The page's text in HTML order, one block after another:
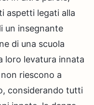
aspetti legati alla
un insegnante
di una scuola
loro levatura innata
riescono a
considerando tutti